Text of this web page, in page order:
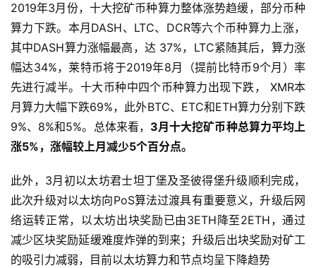
2019年3月份，十大挖矿币种算力整体涨势趋缓，部分币种
算力下跌。本月DASH、LTC、DCR等六个币种算力上涨，
其中DASH算力涨幅最高，达 37%，LTC紧随其后，算力涨
幅达34%，莱特币将于2019年8月（提前比特币9个月）率
先进行减半。十大币种中四个币种算力出现下跌， XMR本
月算力大幅下跌69%，此外BTC、ETC和ETH算力分别下跌
9%、8%和5%。总体来看， 3月十大挖矿币种总算力平均上
涨5%，涨幅较上月减少5个百分点。
此外，3月初以太坊君士坦丁堡及圣彼得堡升级顺利完成，
此次升级对以太坊向PoS算法过渡具有重要意义，升级后网
络运转正常，以太坊出块奖励已由3ETH降至2ETH，通过
减少区块奖励延缓难度炸弹的到来；升级后出块奖励对矿工
的吸引力减弱，目前以太坊算力和节点均呈下降趋势